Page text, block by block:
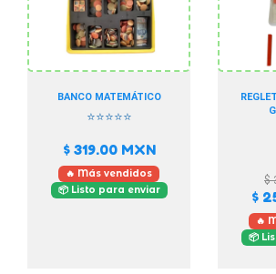
BANCO MATEMÁTICO
⭐⭐⭐⭐⭐
$ 319.00MXN
🔥 Más vendidos
📦 Listo para enviar
$
$
🔥
📦